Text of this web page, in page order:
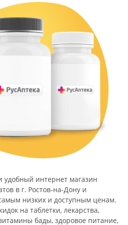
удобный интернет магазин
в г. Ростов-на-Дону и
низких и доступным ценам.
на таблетки, лекарства,
бады, здоровое питание,